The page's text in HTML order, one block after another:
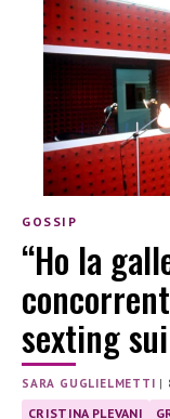
GOSSIP
“Ho la
sexting
SARA GUGLIELMETTI |
CRISTINA PLEVANI